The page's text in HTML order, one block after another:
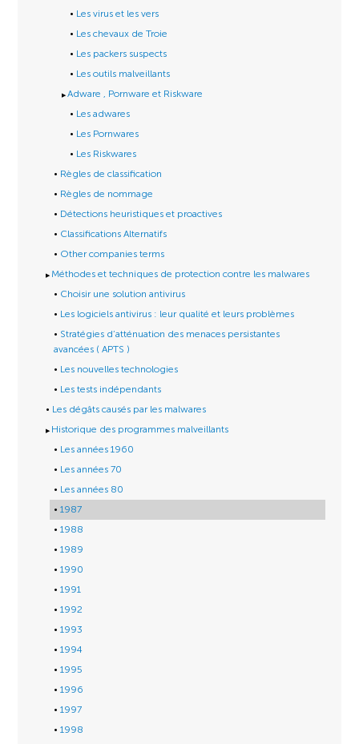
Les virus et les vers
Les chevaux de Troie
Les packers suspects
Les outils malveillants
Adware , Pornware et Riskware
Les adwares
Les Pornwares
Les Riskwares
Règles de classification
Règles de nommage
Détections heuristiques et proactives
Classifications Alternatifs
Other companies terms
Méthodes et techniques de protection contre les malwares
Choisir une solution antivirus
Les logiciels antivirus : leur qualité et leurs problèmes
Stratégies d’atténuation des menaces persistantes
avancées ( APTS )
Les nouvelles technologies
Les tests indépendants
Les dégâts causés par les malwares
Historique des programmes malveillants
Les années 1960
Les années 70
Les années 80
1987
1988
1989
1990
1991
1992
1993
1994
1995
1996
1997
1998